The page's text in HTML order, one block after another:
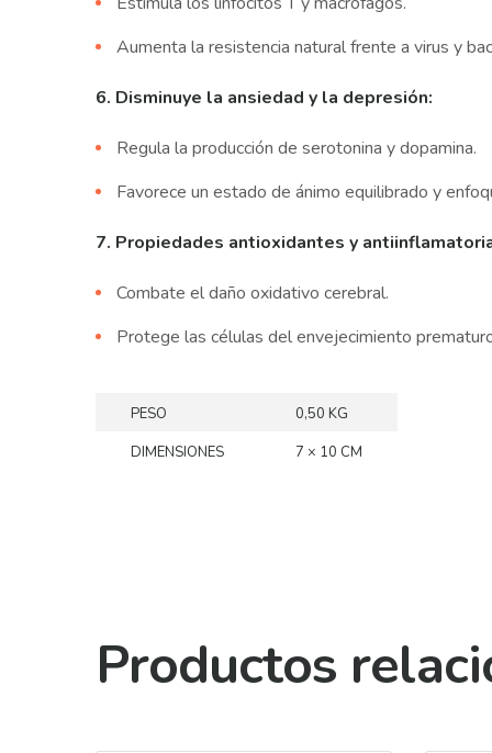
Aumenta la resistencia natural frente a virus y
6. Disminuye la ansiedad y la depresión:
Regula la producción de serotonina y dopamina.
Favorece un estado de ánimo equilibrado y
7. Propiedades antioxidantes y
Combate el daño oxidativo cerebral.
Protege las células del envejecimiento
PESO
0,50 KG
DIMENSIONES
7 × 10 CM
Productos